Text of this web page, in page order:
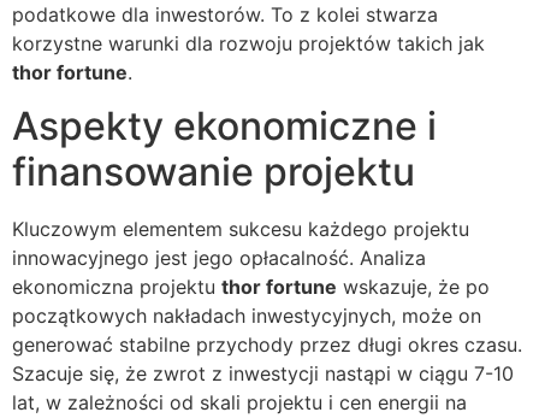
podatkowe dla inwestorów. To z kolei stwarza
korzystne warunki dla rozwoju projektów takich jak
thor fortune.
Aspekty ekonomiczne i
finansowanie projektu
Kluczowym elementem sukcesu każdego projektu
innowacyjnego jest jego opłacalność. Analiza
ekonomiczna projektu thor fortune wskazuje, że po
początkowych nakładach inwestycyjnych, może on
generować stabilne przychody przez długi okres czasu.
Szacuje się, że zwrot z inwestycji nastąpi w ciągu 7-10
lat, w zależności od skali projektu i cen energii na